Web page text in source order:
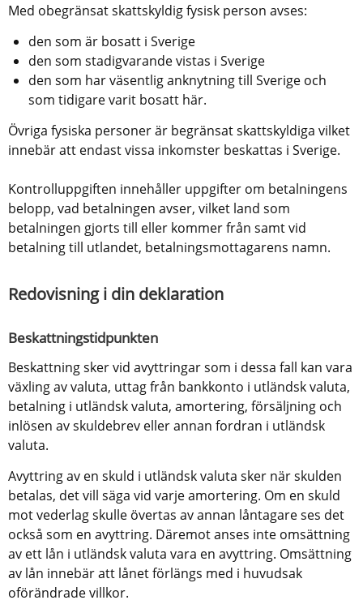
Med obegränsat skattskyldig fysisk person avses:
den som är bosatt i Sverige
den som stadigvarande vistas i Sverige
den som har väsentlig anknytning till Sverige och
som tidigare varit bosatt här.
Övriga fysiska personer är begränsat skattskyldiga vilket
innebär att endast vissa inkomster beskattas i Sverige.
Kontrolluppgiften innehåller uppgifter om betalningens
belopp, vad betalningen avser, vilket land som
betalningen gjorts till eller kommer från samt vid
betalning till utlandet, betalningsmottagarens namn.
Redovisning i din deklaration
Beskattningstidpunkten
Beskattning sker vid avyttringar som i dessa fall kan vara
växling av valuta, uttag från bankkonto i utländsk valuta,
betalning i utländsk valuta, amortering, försäljning och
inlösen av skuldebrev eller annan fordran i utländsk
valuta.
Avyttring av en skuld i utländsk valuta sker när skulden
betalas, det vill säga vid varje amortering. Om en skuld
mot vederlag skulle övertas av annan låntagare ses det
också som en avyttring. Däremot anses inte omsättning
av ett lån i utländsk valuta vara en avyttring. Omsättning
av lån innebär att lånet förlängs med i huvudsak
oförändrade villkor.